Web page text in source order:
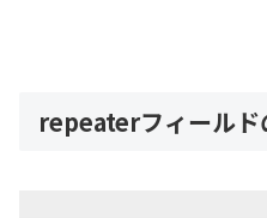
repeaterフィールド